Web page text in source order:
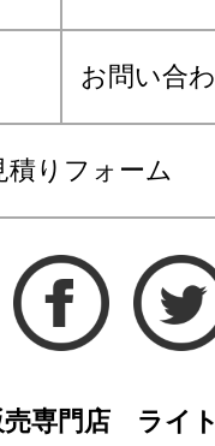
お問い合
積りフォーム
売専門店 ライ